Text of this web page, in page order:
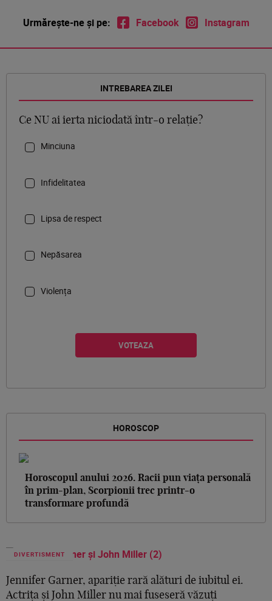
Urmărește-ne și pe: Facebook Instagram
INTREBAREA ZILEI
Ce NU ai ierta niciodată într-o relație?
Minciuna
Infidelitatea
Lipsa de respect
Nepăsarea
Violența
HOROSCOP
Horoscopul anului 2026. Racii pun viața personală
în prim-plan, Scorpionii trec printr-o
transformare profundă
DIVERTISMENT
Jennifer Garner, apariție rară alături de iubitul ei.
Actrița și John Miller nu mai fuseseră văzuți